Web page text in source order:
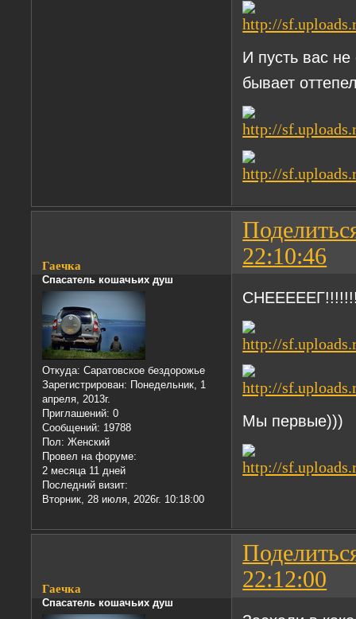
И пусть вас
бывает
22:10:46
Гаечка
Спасатель кошачьих душ
Откуда: Саратовское бездорожье
Зарегистрирован: Понедельник, 1
апреля, 2013г.
Приглашений: 0
Сообщений: 19788
Пол: Женский
Провел на форуме:
2 месяца 11 дней
Последний визит:
Вторник, 28 июля, 2026г. 10:18:00
Мы первые)))
22:12:00
Гаечка
Спасатель кошачьих душ